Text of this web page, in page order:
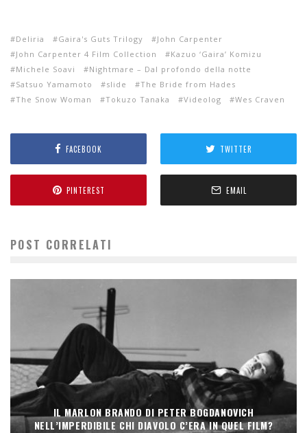
Deliria Gaira's Guts Trilogy
John Carpenter
John Carpenter 4 Film Collection
Kazuo ‘Gaira’ Komizu
Michele Soavi
Nightmare – Dal profondo della notte
Satsuo Yamamoto
slide
The Bride from Hades
The Snow Woman
Tokuzo Tanaka Videolog Wes Craven
FACEBOOK TWITTER
PINTEREST EMAIL
POST CORRELATI
IL MARLON BRANDO DI PETER BOGDANOVICH
NELL’IMPERDIBILE CHI DIAVOLO C’ERA IN QUEL FILM?